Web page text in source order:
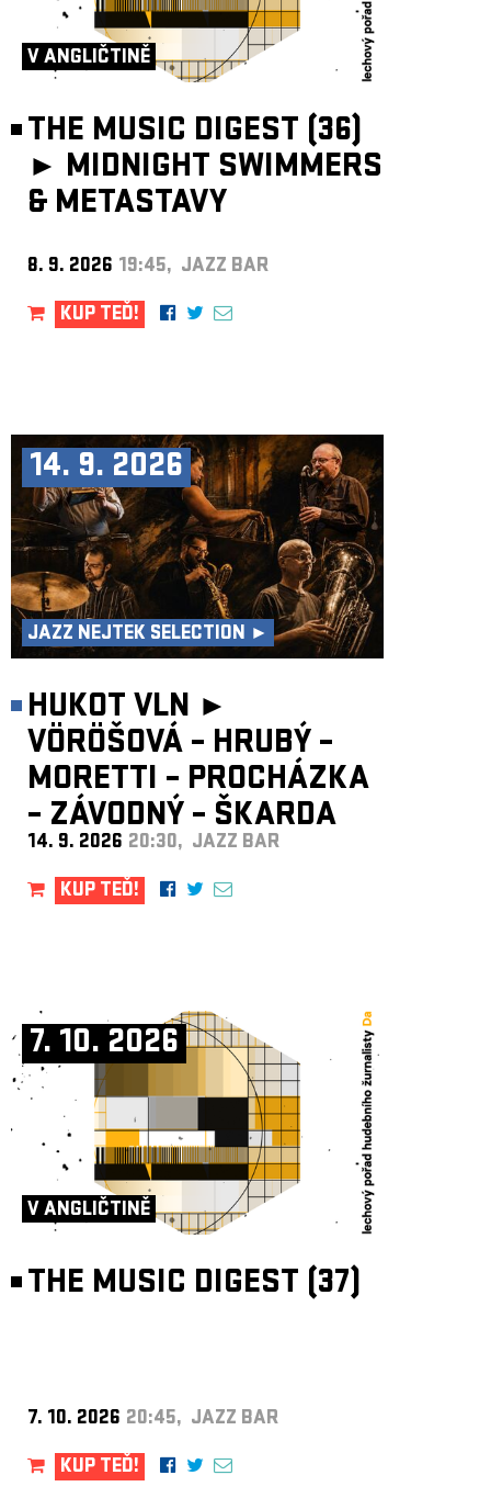
V ANGLIČTINĚ
THE MUSIC DIGEST (36)
► MIDNIGHT SWIMMERS
& METASTAVY
8. 9. 2026 19:45, JAZZ BAR
KUP TEĎ!
14. 9. 2026
JAZZ NEJTEK SELECTION ►
HUKOT VLN ►
VÖRÖŠOVÁ – HRUBÝ –
MORETTI – PROCHÁZKA
– ZÁVODNÝ – ŠKARDA
14. 9. 2026 20:30, JAZZ BAR
KUP TEĎ!
7. 10. 2026
V ANGLIČTINĚ
THE MUSIC DIGEST (37)
7. 10. 2026 20:45, JAZZ BAR
KUP TEĎ!